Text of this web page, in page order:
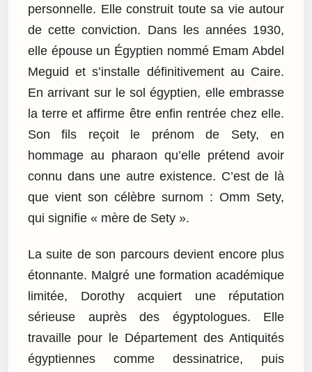
personnelle. Elle construit toute sa vie autour
de cette conviction. Dans les années 1930,
elle épouse un Égyptien nommé Emam Abdel
Meguid et s’installe définitivement au Caire.
En arrivant sur le sol égyptien, elle embrasse
la terre et affirme être enfin rentrée chez elle.
Son fils reçoit le prénom de Sety, en
hommage au pharaon qu’elle prétend avoir
connu dans une autre existence. C’est de là
que vient son célèbre surnom : Omm Sety,
qui signifie « mère de Sety ».
La suite de son parcours devient encore plus
étonnante. Malgré une formation académique
limitée, Dorothy acquiert une réputation
sérieuse auprès des égyptologues. Elle
travaille pour le Département des Antiquités
égyptiennes comme dessinatrice, puis